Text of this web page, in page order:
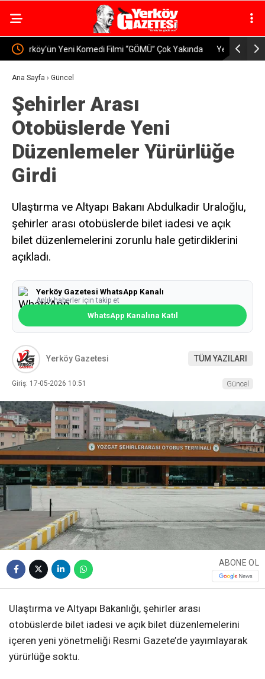
Yerköy’de Öğretmen ve Velilere Otizm Farkındalık
Eğitimi Verildi
Ana Sayfa › Güncel
Şehirler Arası
Otobüslerde Yeni
Düzenlemeler Yürürlüğe
Girdi
Ulaştırma ve Altyapı Bakanı Abdulkadir Uraloğlu,
şehirler arası otobüslerde bilet iadesi ve açık
bilet düzenlemelerini zorunlu hale getirdiklerini
açıkladı.
Yerköy Gazetesi WhatsApp Kanalı
Anlık haberler için takip et
WhatsApp Kanalına Katıl
Yerköy Gazetesi TÜM YAZILARI
Giriş: 17-05-2026 10:51 Güncel
ABONE OL
Ulaştırma ve Altyapı Bakanlığı, şehirler arası
otobüslerde bilet iadesi ve açık bilet düzenlemelerini
içeren yeni yönetmeliği Resmi Gazete’de yayımlayarak
yürürlüğe soktu.